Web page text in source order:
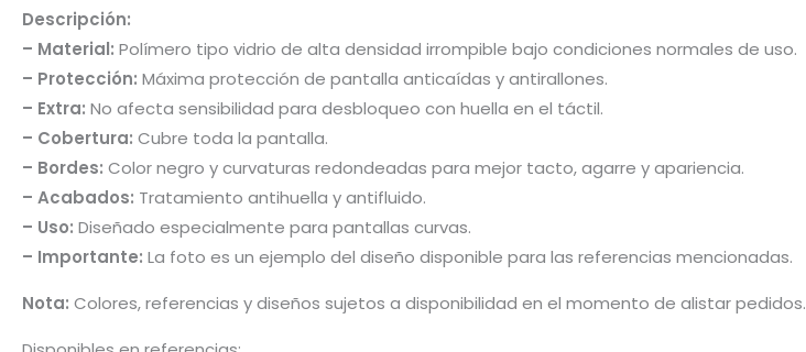
Descripción:
– Material: Polímero tipo vidrio de alta densidad irrompible bajo condiciones normales de uso.
– Protección: Máxima protección de pantalla anticaídas y antirallones.
– Extra: No afecta sensibilidad para desbloqueo con huella en el táctil.
– Cobertura: Cubre toda la pantalla.
– Bordes: Color negro y curvaturas redondeadas para mejor tacto, agarre y apariencia.
– Acabados: Tratamiento antihuella y antifluido.
– Uso: Diseñado especialmente para pantallas curvas.
– Importante: La foto es un ejemplo del diseño disponible para las referencias mencionadas.
Nota: Colores, referencias y diseños sujetos a disponibilidad en el momento de alistar pedidos.